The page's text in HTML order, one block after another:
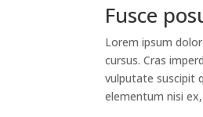
Fusce
Lorem ipsum
cursus. Cras
vulputate suscipit
elementum nisi